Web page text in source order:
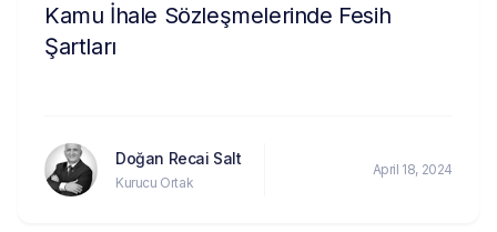
Kamu İhale Sözleşmelerinde Fesih
Şartları
Doğan Recai Salt
Kurucu Ortak
April 18, 2024